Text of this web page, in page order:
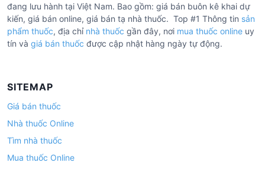
đang lưu hành tại Việt Nam. Bao gồm: giá bán buôn kê khai dự
kiến, giá bán online, giá bán tạ nhà thuốc. Top #1 Thông tin sản
phẩm thuốc, địa chỉ nhà thuốc gần đây, nơi mua thuốc online uy
tín và giá bán thuốc được cập nhật hàng ngày tự động.
SITEMAP
Giá bán thuốc
Nhà thuốc Online
Tìm nhà thuốc
Mua thuốc Online